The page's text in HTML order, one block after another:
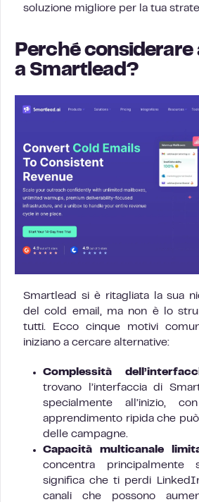
soluzione migliore per la tua
Perché
a Smartlead?
Smartlead si è ritagliata la sua
del cold email, ma non è lo
tutti. Ecco cinque motivi
iniziano a cercare alternative:
Complessità
trovano l’interfaccia di
specialmente all’inizio,
apprendimento ripida che
delle campagne.
Capacità multicanale
concentra principalmente
significa che ti perdi
canali che possono